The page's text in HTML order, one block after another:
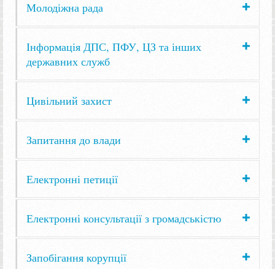
Молодіжна рада
Інформація ДПС, ПФУ, ЦЗ та інших
державних служб
Цивільний захист
Запитання до влади
Електронні петиції
Електронні консультації з громадськістю
Запобігання корупції